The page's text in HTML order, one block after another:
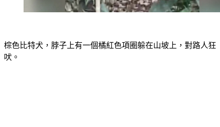
棕色比特犬，脖子上有一個橘紅色項圈躲在山坡上，對路人狂